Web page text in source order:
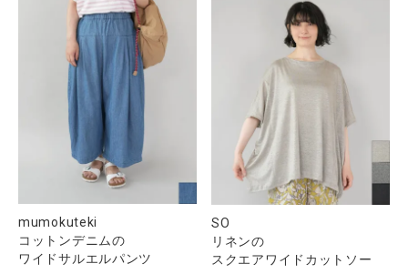
mumokuteki
コットンデニムの
ワイドサルエルパンツ
SO
リネンの
スクエアワイドカットソー